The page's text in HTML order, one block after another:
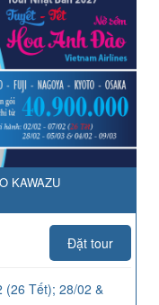
KAWAZU
Đặt tour
(26 Tết); 28/02 &